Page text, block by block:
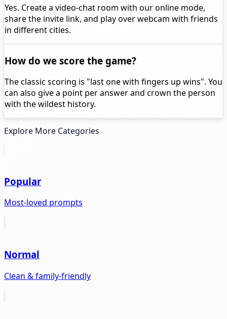
Yes. Create a video-chat room with our online mode,
share the invite link, and play over webcam with friends
in different cities.
How do we score the game?
The classic scoring is "last one with fingers up wins". You
can also give a point per answer and crown the person
with the wildest history.
Explore More Categories
Popular
Most-loved prompts
Normal
Clean & family-friendly